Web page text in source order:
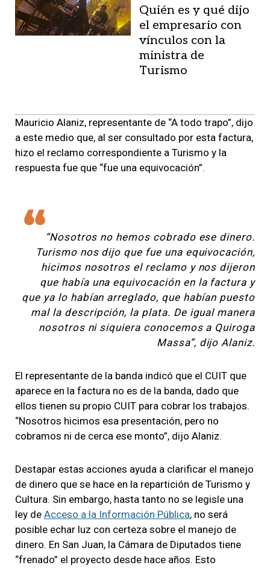
Quién es y qué dijo
el empresario con
vínculos con la
ministra de
Turismo
Mauricio Alaniz, representante de “A todo trapo”, dijo
a este medio que, al ser consultado por esta factura,
hizo el reclamo correspondiente a Turismo y la
respuesta fue que “fue una equivocación”.
“Nosotros no hemos cobrado ese dinero.
Turismo nos dijo que fue una equivocación,
hicimos nosotros el reclamo y nos dijeron
que había una equivocación en la factura y
que ya lo habían arreglado, que habían puesto
mal la descripción, la plata. De igual manera
nosotros ni siquiera conocemos a Quiroga
Massa”, dijo Alaniz.
El representante de la banda indicó que el CUIT que
aparece en la factura no es de la banda, dado que
ellos tienen su propio CUIT para cobrar los trabajos.
“Nosotros hicimos esa presentación, pero no
cobramos ni de cerca ese monto”, dijo Alaniz.
Destapar estas acciones ayuda a clarificar el manejo
de dinero que se hace en la repartición de Turismo y
Cultura. Sin embargo, hasta tanto no se legisle una
ley de Acceso a la Información Pública, no será
posible echar luz con certeza sobre el manejo de
dinero. En San Juan, la Cámara de Diputados tiene
“frenado” el proyecto desde hace años. Esto